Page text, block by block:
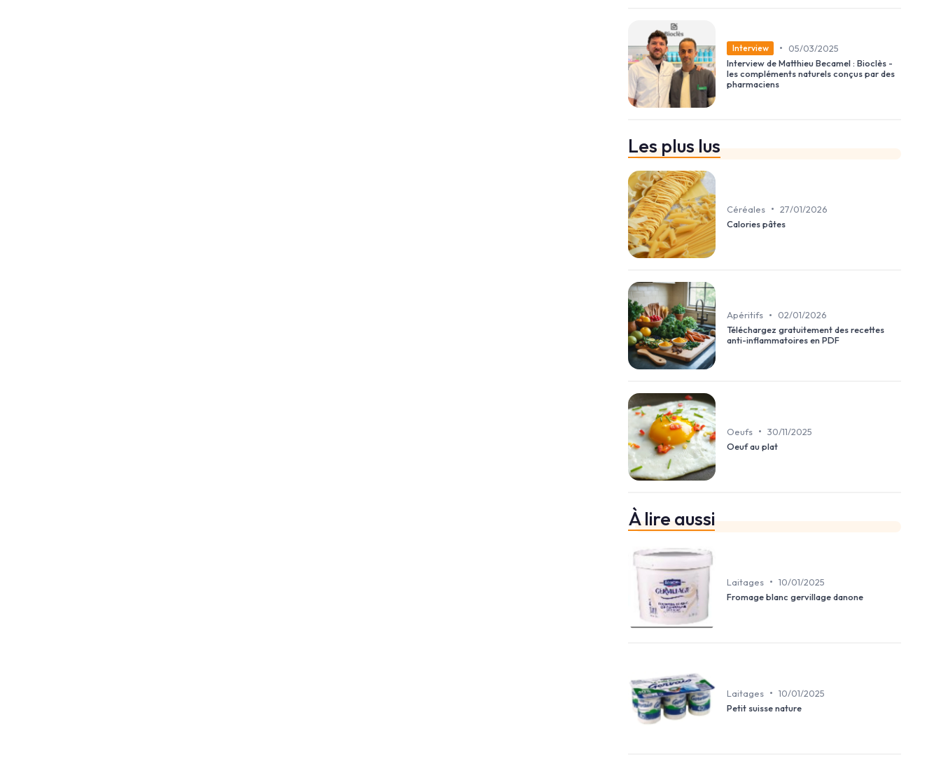
Interview •
05/03/2025
Interview de Matthieu Becamel : Bioclès -
les compléments naturels conçus par des
pharmaciens
Les plus lus
Céréales • 27/01/2026
Calories pâtes
Apéritifs •
02/01/2026
Téléchargez gratuitement des recettes
anti-inflammatoires en PDF
Oeufs • 30/11/2025
Oeuf au plat
À lire aussi
Laitages • 10/01/2025
Fromage blanc gervillage danone
Laitages • 10/01/2025
Petit suisse nature